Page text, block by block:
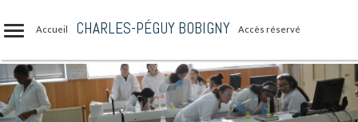
Accueil CHARLES-PÉGUY BOBIGNY Accès réservé